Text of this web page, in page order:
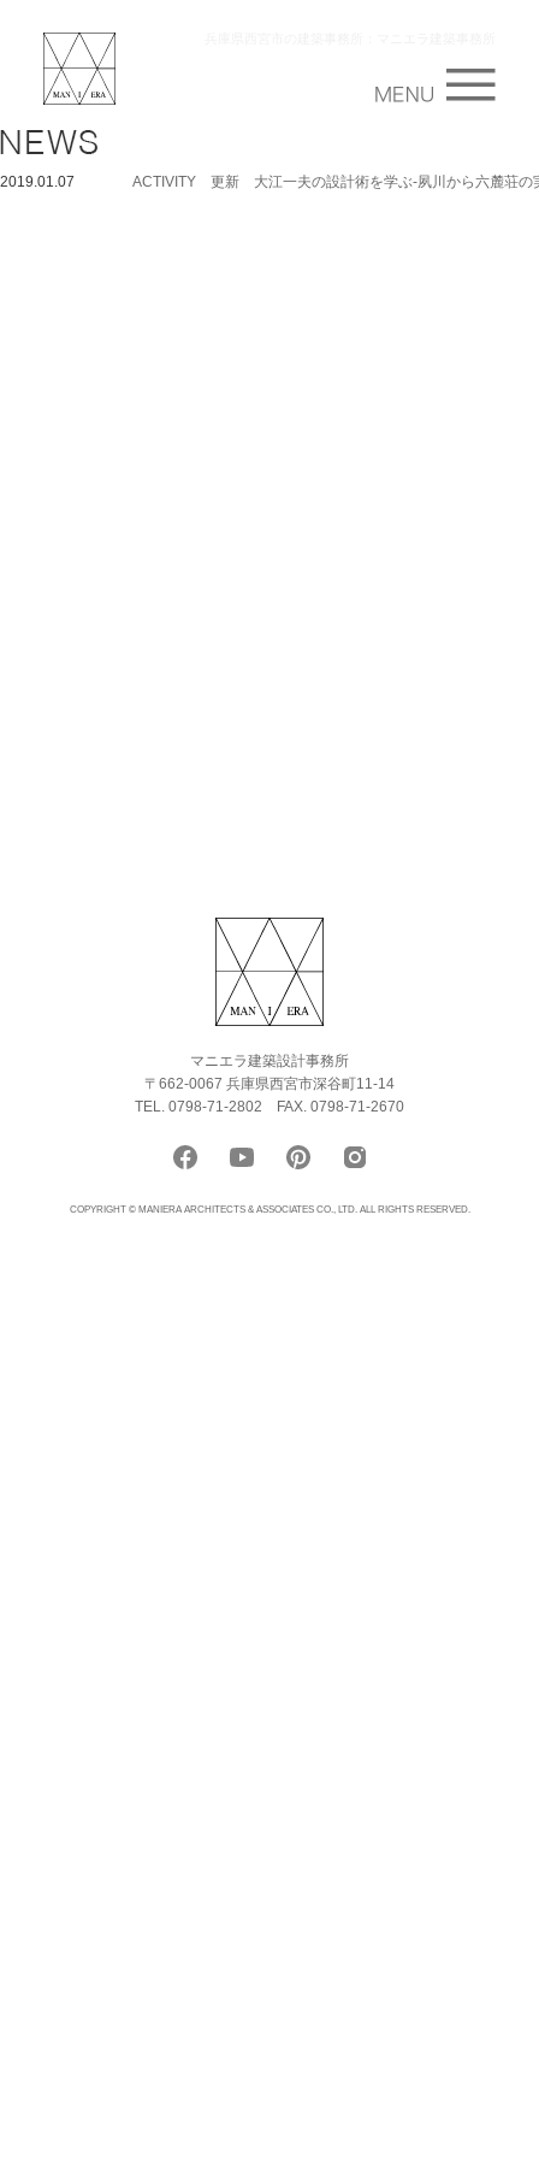
2019.01.07 ACTIVITY 更新 大江一夫の設計術を学ぶ-夙川から六麓荘
マニエラ建築設計事務所
〒662-0067 兵庫県西宮市深谷町11-14
TEL. 0798-71-2802 FAX. 0798-71-2670
COPYRIGHT © MANIERA ARCHITECTS & ASSOCIATES CO., LTD. ALL RIGHTS RESERVED.